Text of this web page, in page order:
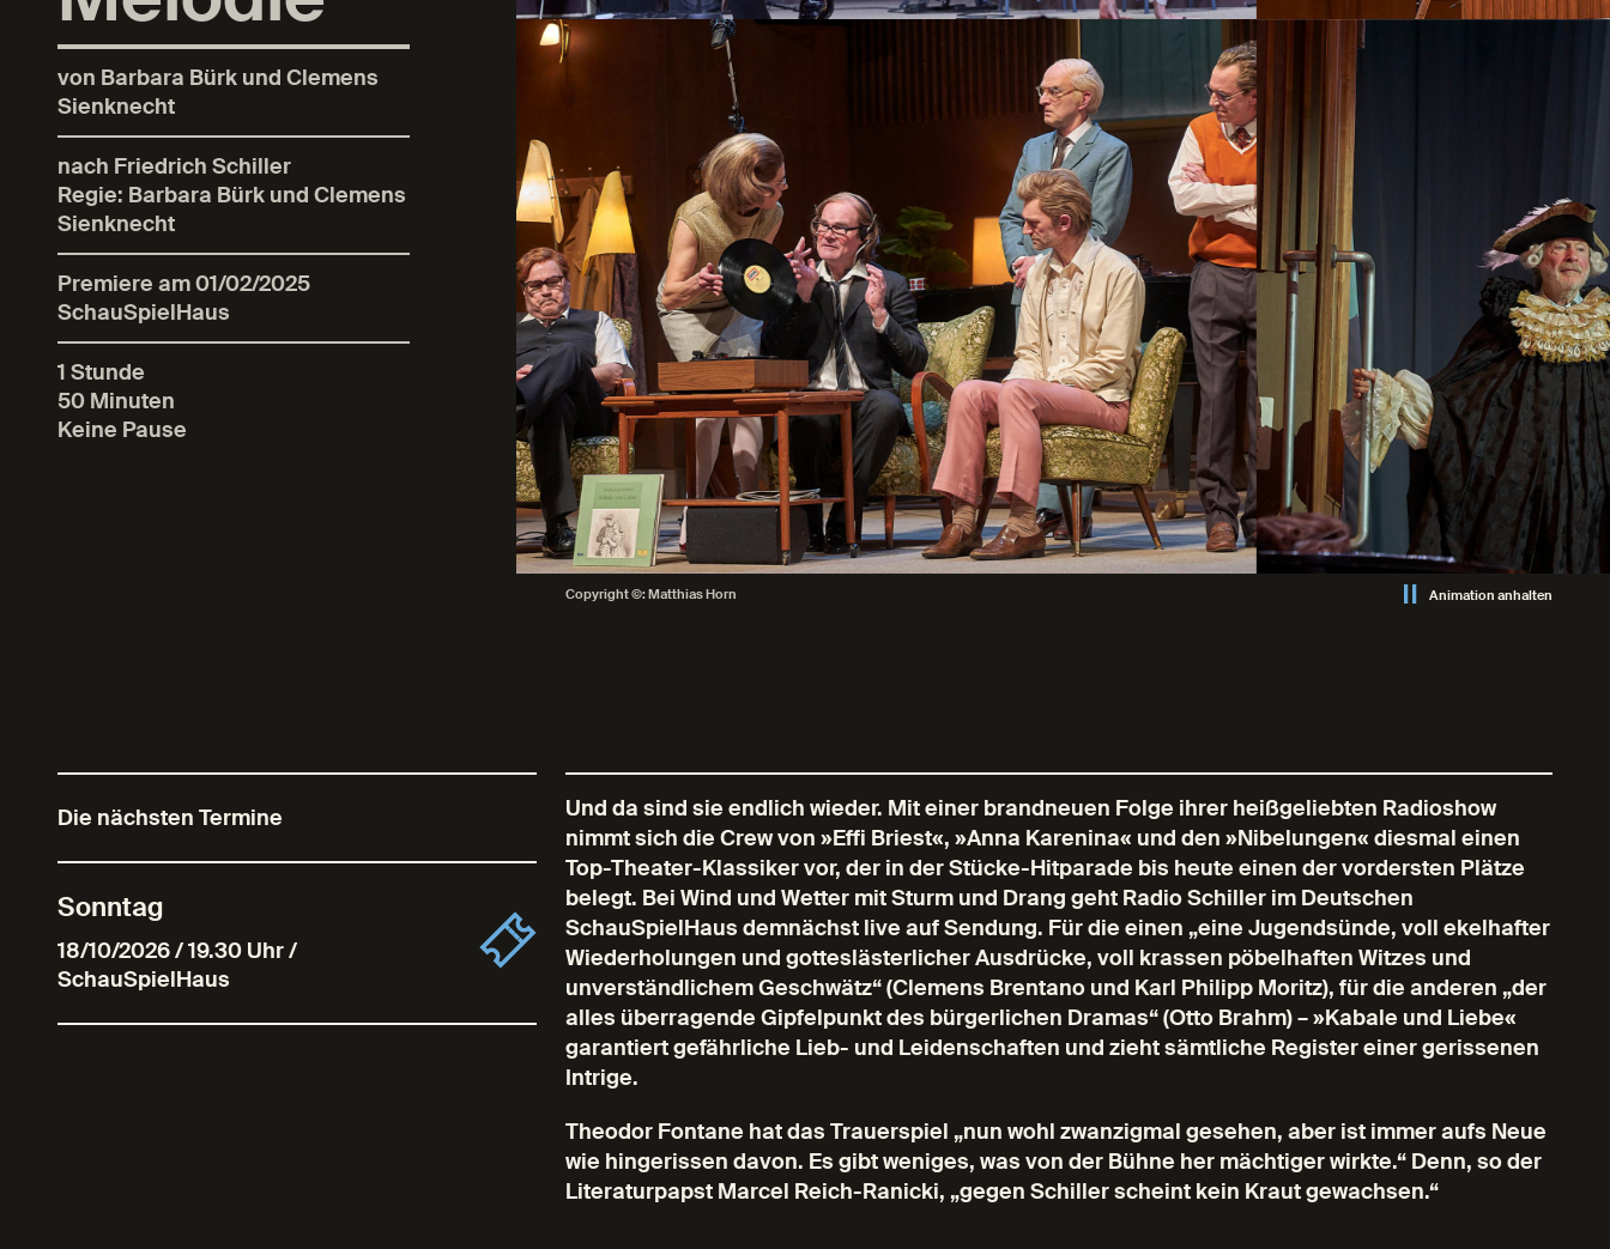
von Barbara Bürk und Clemens
Sienknecht
nach Friedrich Schiller
Regie: Barbara Bürk und Clemens
Sienknecht
Premiere am 01/02/2025
SchauSpielHaus
1 Stunde
50 Minuten
Keine Pause
Copyright ©: Matthias Horn Animation anhalten
Die nächsten Termine
Sonntag
18/10/2026 / 19.30 Uhr /
SchauSpielHaus
Und da sind sie endlich wieder. Mit einer brandneuen Folge ihrer heißgeliebten Radioshow
nimmt sich die Crew von »Effi Briest«, »Anna Karenina« und den »Nibelungen« diesmal einen
Top-Theater-Klassiker vor, der in der Stücke-Hitparade bis heute einen der vordersten Plätze
belegt. Bei Wind und Wetter mit Sturm und Drang geht Radio Schiller im Deutschen
SchauSpielHaus demnächst live auf Sendung. Für die einen „eine Jugendsünde, voll ekelhafter
Wiederholungen und gotteslästerlicher Ausdrücke, voll krassen pöbelhaften Witzes und
unverständlichem Geschwätz“ (Clemens Brentano und Karl Philipp Moritz), für die anderen „der
alles überragende Gipfelpunkt des bürgerlichen Dramas“ (Otto Brahm) – »Kabale und Liebe«
garantiert gefährliche Lieb- und Leidenschaften und zieht sämtliche Register einer gerissenen
Intrige.
Theodor Fontane hat das Trauerspiel „nun wohl zwanzigmal gesehen, aber ist immer aufs Neue
wie hingerissen davon. Es gibt weniges, was von der Bühne her mächtiger wirkte.“ Denn, so der
Literaturpapst Marcel Reich-Ranicki, „gegen Schiller scheint kein Kraut gewachsen.“